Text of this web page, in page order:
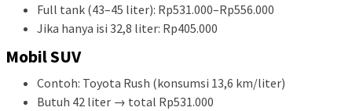
Full tank (43–45 liter): Rp531.000–Rp556.000
Jika hanya isi 32,8 liter: Rp405.000
Mobil SUV
Contoh: Toyota Rush (konsumsi 13,6 km/liter)
Butuh 42 liter → total Rp531.000